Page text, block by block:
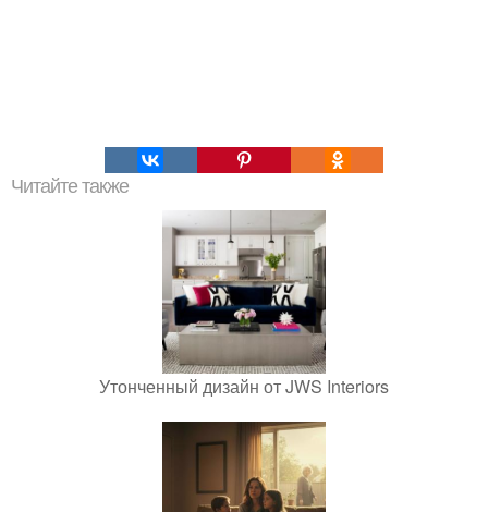
Читайте также
Утонченный дизайн от JWS Interiors